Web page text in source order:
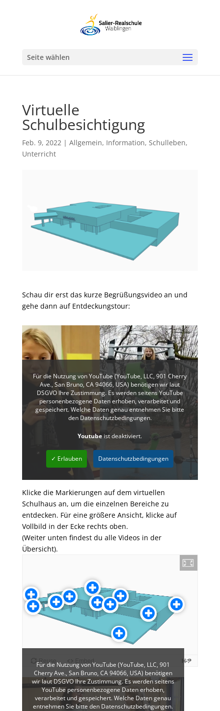
Seite wählen
Virtuelle
Schulbesichtigung
Feb. 9, 2022| Allgemein, Information, Schulleben,
Unterricht
Schau dir erst das kurze Begrüßungsvideo an und
gehe dann auf Entdeckungstour:
Für die Nutzung von YouTube (YouTube, LLC, 901 Cherry
Ave., San Bruno, CA 94066, USA) benötigen wir laut
DSGVO Ihre Zustimmung. Es werden seitens YouTube
personenbezogene Daten erhoben, verarbeitet und
gespeichert. Welche Daten genau entnehmen Sie bitte
den Datenschutzbedingungen.
Youtube ist deaktiviert.
✓ Erlauben Datenschutzbedingungen
Klicke die Markierungen auf dem virtuellen
Schulhaus an, um die einzelnen Bereiche zu
entdecken. Für eine größere Ansicht, klicke auf
Vollbild in der Ecke rechts oben.
(Weiter unten findest du alle Videos in der
Übersicht).
Für die Nutzung von YouTube (YouTube, LLC, 901
Cherry Ave., San Bruno, CA 94066, USA) benötigen
wir laut DSGVO Ihre Zustimmung. Es werden seitens
YouTube personenbezogene Daten erhoben,
verarbeitet und gespeichert. Welche Daten genau
entnehmen Sie bitte den Datenschutzbedingungen.